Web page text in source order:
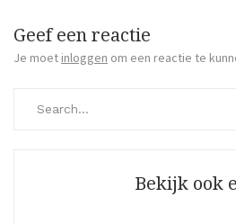
Geef een reactie
Je moet inloggen om een reactie te
Bekijk ook